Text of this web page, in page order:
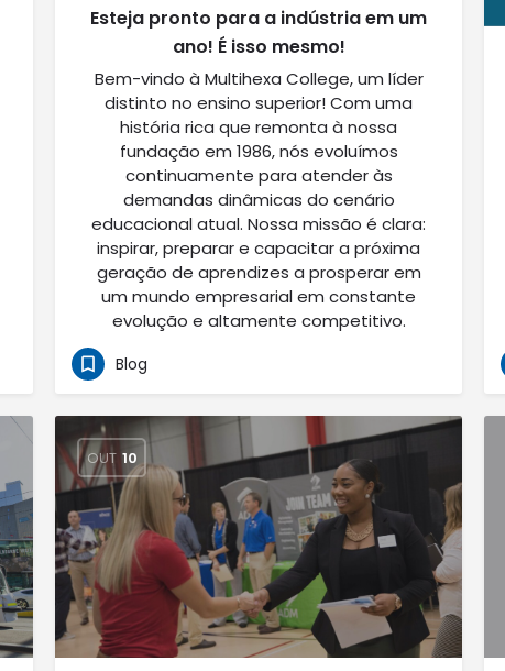
Esteja pronto para a indústria em um
ano! É isso mesmo!
Bem-vindo à Multihexa College, um líder
distinto no ensino superior! Com uma
história rica que remonta à nossa
fundação em 1986, nós evoluímos
continuamente para atender às
demandas dinâmicas do cenário
educacional atual. Nossa missão é clara:
inspirar, preparar e capacitar a próxima
geração de aprendizes a prosperar em
um mundo empresarial em constante
evolução e altamente competitivo.
Blog
OUT 10